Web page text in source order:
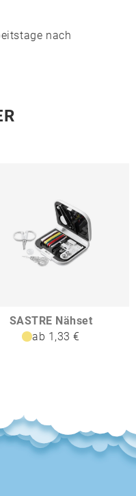
nach
SASTRE Nähset
ab 1,33 €